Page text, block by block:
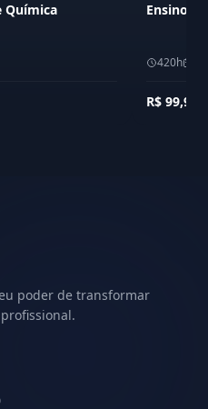
Química Ensino
420h
R$ 99,90
poder de transformar